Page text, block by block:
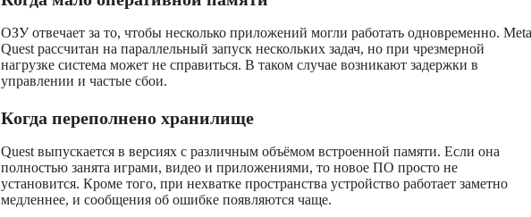
ОЗУ отвечает за то, чтобы несколько приложений могли работать одновременно. Meta
Quest рассчитан на параллельный запуск нескольких задач, но при чрезмерной
нагрузке система может не справиться. В таком случае возникают задержки в
управлении и частые сбои.
Когда переполнено хранилище
Quest выпускается в версиях с различным объёмом встроенной памяти. Если она
полностью занята играми, видео и приложениями, то новое ПО просто не
установится. Кроме того, при нехватке пространства устройство работает заметно
медленнее, и сообщения об ошибке появляются чаще.